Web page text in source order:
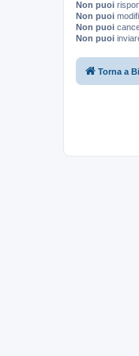
Non puoi
Non puoi
Non puoi
Non puoi
Torna a